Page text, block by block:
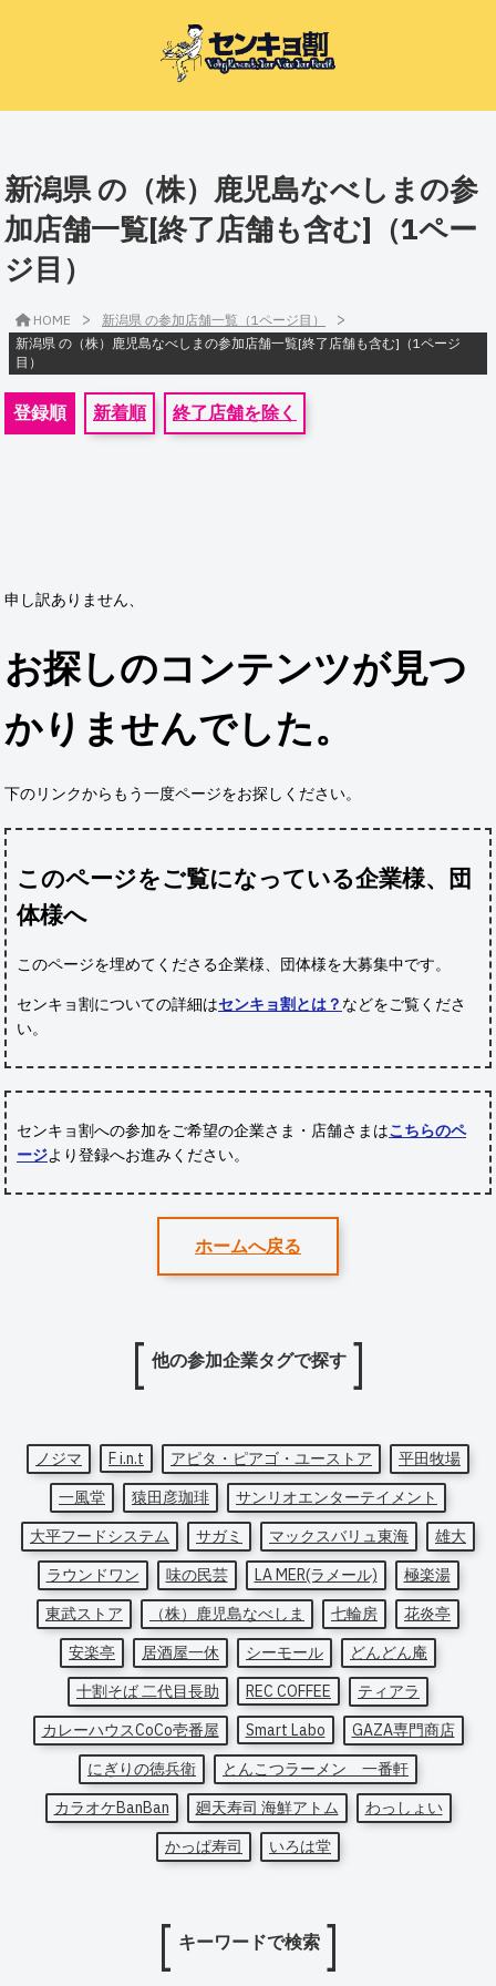
新潟県 の（株）鹿児島なべしまの参
加店舗一覧[終了店舗も含む]（1ペー
ジ目）
HOME > 新潟県 の参加店舗一覧（1ページ目） >
新潟県 の（株）鹿児島なべしまの参加店舗一覧[終了店舗も含む]（1ページ
目）
登録順 新着順 終了店舗を除く
申し訳ありません、
お探しのコンテンツが見つ
かりませんでした。
下のリンクからもう一度ページをお探しください。
このページをご覧になっている企業様、団
体様へ
このページを埋めてくださる企業様、団体様を大募集中です。
センキョ割についての詳細はセンキョ割とは？ などをご覧くださ
い。
センキョ割への参加をご希望の企業さま・店舗さまはこちらのペ
ージより登録へお進みください。
ホームへ戻る
他の参加企業タグで探す
ノジマ F i.n.t アピタ・ピアゴ・ユーストア
平田牧場
一風堂
猿田彦珈琲
サンリオエンターテイメント
大平フードシステム
サガミ マックスバリュ東海
雄大
ラウンドワン
味の民芸 LA MER(ラメール)
極楽湯
東武ストア
（株）鹿児島なべしま 七輪房
花炎亭
安楽亭
居酒屋一休 シーモール
どんどん庵
十割そば 二代目長助
REC COFFEE
ティアラ
カレーハウスCoCo壱番屋
Smart Labo
GAZA専門商店
にぎりの徳兵衛
とんこつラーメン 一番軒
カラオケBanBan
廻天寿司 海鮮アトム
わっしょい
かっぱ寿司
いろは堂
キーワードで検索